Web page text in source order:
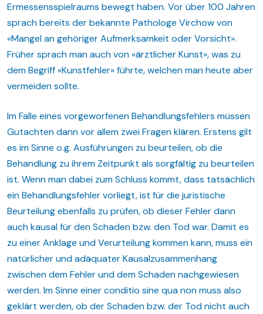
Ermessensspielraums bewegt haben. Vor über 100 Jahren
sprach bereits der bekannte Pathologe Virchow von
«Mangel an gehöriger Aufmerksamkeit oder Vorsicht».
Früher sprach man auch von «ärztlicher Kunst», was zu
dem Begriff «Kunstfehler» führte, welchen man heute aber
vermeiden sollte.
Im Falle eines vorgeworfenen Behandlungsfehlers müssen
Gutachten dann vor allem zwei Fragen klären. Erstens gilt
es im Sinne o.g. Ausführungen zu beurteilen, ob die
Behandlung zu ihrem Zeitpunkt als sorgfältig zu beurteilen
ist. Wenn man dabei zum Schluss kommt, dass tatsächlich
ein Behandlungsfehler vorliegt, ist für die juristische
Beurteilung ebenfalls zu prüfen, ob dieser Fehler dann
auch kausal für den Schaden bzw. den Tod war. Damit es
zu einer Anklage und Verurteilung kommen kann, muss ein
natürlicher und adäquater Kausalzusammenhang
zwischen dem Fehler und dem Schaden nachgewiesen
werden. Im Sinne einer conditio sine qua non muss also
geklärt werden, ob der Schaden bzw. der Tod nicht auch